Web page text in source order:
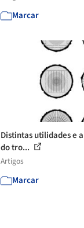
Marcar
Distintas utilidades e
do tro...
Artigos
Marcar